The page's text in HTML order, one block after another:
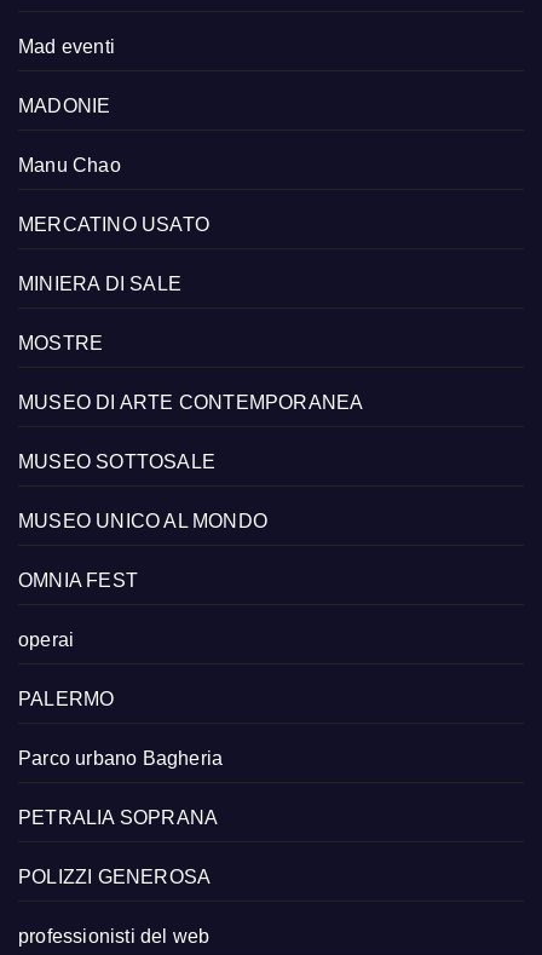
Mad eventi
MADONIE
Manu Chao
MERCATINO USATO
MINIERA DI SALE
MOSTRE
MUSEO DI ARTE CONTEMPORANEA
MUSEO SOTTOSALE
MUSEO UNICO AL MONDO
OMNIA FEST
operai
PALERMO
Parco urbano Bagheria
PETRALIA SOPRANA
POLIZZI GENEROSA
professionisti del web